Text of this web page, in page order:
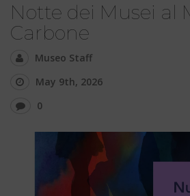
Notte dei Musei al
Carbone
Museo Staff
May 9th, 2026
0